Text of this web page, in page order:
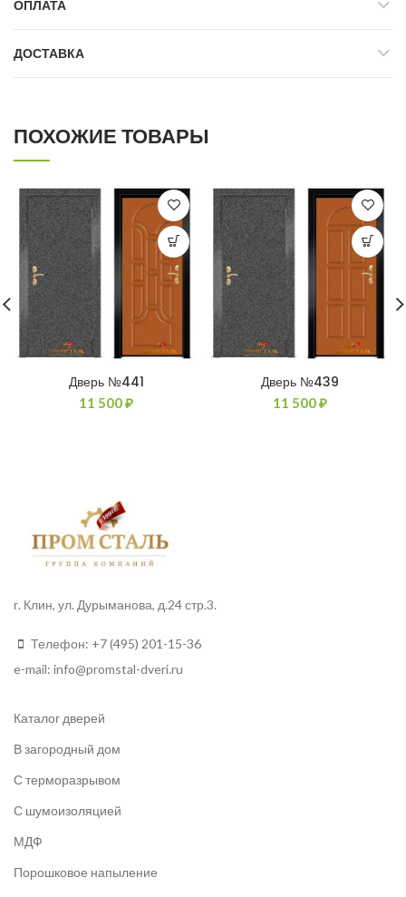
ОПЛАТА
ДОСТАВКА
ПОХОЖИЕ ТОВАРЫ
Дверь №441
11 500₽
Дверь №439
11 500₽
г. Клин, ул. Дурыманова, д.24 стр.3.
Телефон: +7 (495) 201-15-36
e-mail: info@promstal-dveri.ru
Каталог дверей
В загородный дом
С терморазрывом
С шумоизоляцией
МДФ
Порошковое напыление